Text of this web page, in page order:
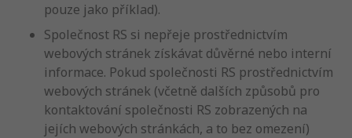
pouze jako příklad).
Společnost RS si nepřeje prostřednictvím
webových stránek získávat důvěrné nebo interní
informace. Pokud společnosti RS prostřednictvím
webových stránek (včetně dalších způsobů pro
kontaktování společnosti RS zobrazených na
jejích webových stránkách, a to bez omezení)